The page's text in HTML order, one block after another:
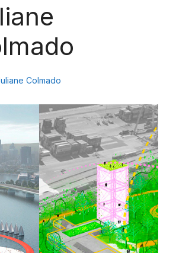
Colmado